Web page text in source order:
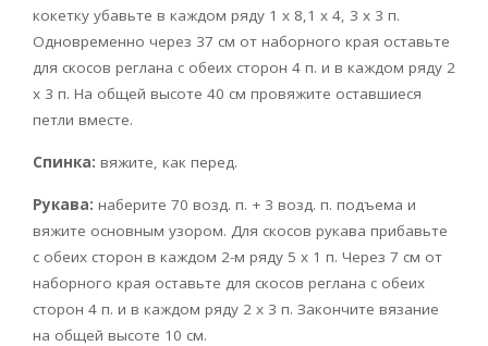
кокетку убавьте в каждом ряду 1 х 8,1 х 4, 3 х 3 п.
Одновременно через 37 см от наборного края оставьте
для скосов реглана с обеих сторон 4 п. и в каждом ряду 2
х 3 п. На общей высоте 40 см провяжите оставшиеся
петли вместе.
Спинка: вяжите, как перед.
Рукава: наберите 70 возд. п. + 3 возд. п. подъема и
вяжите основным узором. Для скосов рукава прибавьте
с обеих сторон в каждом 2-м ряду 5 х 1 п. Через 7 см от
наборного края оставьте для скосов реглана с обеих
сторон 4 п. и в каждом ряду 2 х 3 п. Закончите вязание
на общей высоте 10 см.